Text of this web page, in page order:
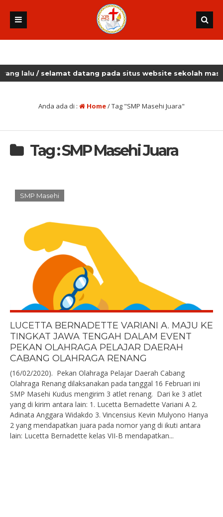
lalu/ selamat datang pada situs website sekolah masehi
Anda ada di : Home/Tag "SMP Masehi Juara"
Tag : SMP Masehi Juara
SMP Masehi
LUCETTA BERNADETTE VARIANI A. MAJU KE
TINGKAT JAWA TENGAH DALAM EVENT
PEKAN OLAHRAGA PELAJAR DAERAH
CABANG OLAHRAGA RENANG
(16/02/2020). Pekan Olahraga Pelajar Daerah Cabang
Olahraga Renang dilaksanakan pada tanggal 16 Februari ini
SMP Masehi Kudus mengirim 3 atlet renang. Dari ke 3 atlet
yang di kirim antara lain: 1. Lucetta Bernadette Variani A 2.
Adinata Anggara Widakdo 3. Vincensius Kevin Mulyono Hanya
2 yang mendapatkan juara pada nomor yang di ikuti antara
lain: Lucetta Bernadette kelas VII-B mendapatkan...